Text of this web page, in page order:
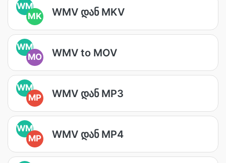
WM
MK
WMV დან MKV
WM
MO
WMV to MOV
WM
MP
WMV დან MP3
WM
MP
WMV დან MP4